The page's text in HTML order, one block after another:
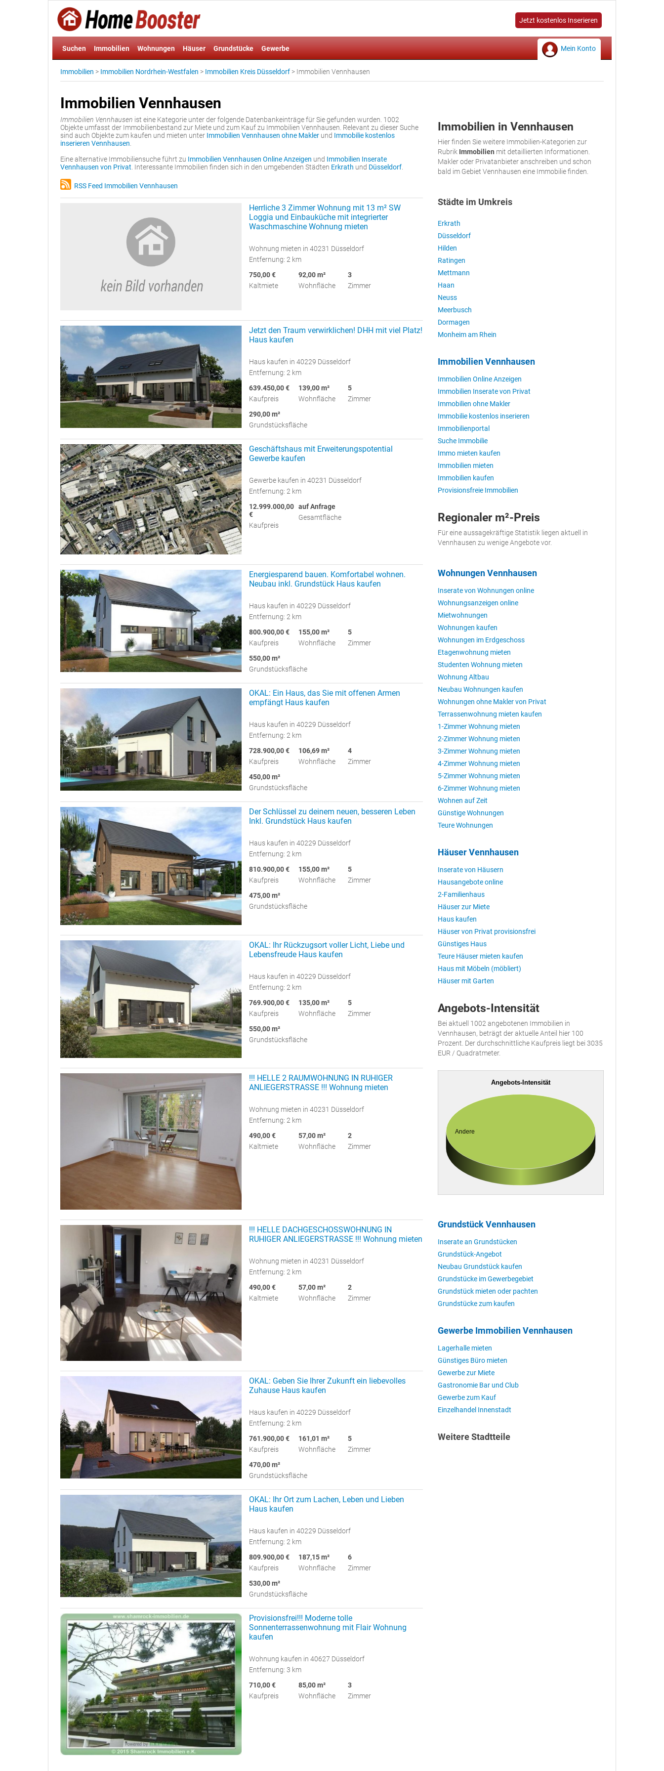
Jetzt kostenlos Inserieren
Suchen Immobilien Wohnungen Häuser Grundstücke Gewerbe Mein Konto
Immobilien > Immobilien Nordrhein-Westfalen > Immobilien Kreis Düsseldorf > Immobilien Vennhausen
Immobilien Vennhausen
Immobilien Vennhausen ist eine Kategorie unter der folgende Datenbankeinträge für Sie gefunden wurden. 1002
Objekte umfasst der Immobilienbestand zur Miete und zum Kauf zu Immobilien Vennhausen. Relevant zu dieser Suche
sind auch Objekte zum kaufen und mieten unter Immobilien Vennhausen ohne Makler und Immobilie kostenlos
inserieren Vennhausen
Eine alternative Immobiliensuche führt zu Immobilien Vennhausen Online Anzeigen und Immobilien Inserate
Vennhausen von Privat . Interessante Immobilien finden sich in den umgebenden Städten Erkrath und Düsseldorf
RSS Feed Immobilien Vennhausen
Herrliche 3 Zimmer Wohnung mit 13 m² SW
Loggia und Einbauküche mit integrierter
Waschmaschine Wohnung mieten
Wohnung mieten in 40231 Düsseldorf
Entfernung: 2 km
750,00 €
Kaltmiete
92,00 m²
Wohnfläche
3
Zimmer
Jetzt den Traum verwirklichen! DHH mit viel Platz!
Haus kaufen
Haus kaufen in 40229 Düsseldorf
Entfernung: 2 km
639.450,00 €
Kaufpreis
139,00 m²
Wohnfläche
5
Zimmer
290,00 m²
Grundstücksfläche
Geschäftshaus mit Erweiterungspotential
Gewerbe kaufen
Gewerbe kaufen in 40231 Düsseldorf
Entfernung: 2 km
12.999.000,00
€
Kaufpreis
auf Anfrage
Gesamtfläche
Energiesparend bauen. Komfortabel wohnen.
Neubau inkl. Grundstück Haus kaufen
Haus kaufen in 40229 Düsseldorf
Entfernung: 2 km
800.900,00 €
Kaufpreis
155,00 m²
Wohnfläche
5
Zimmer
550,00 m²
Grundstücksfläche
OKAL: Ein Haus, das Sie mit offenen Armen
empfängt Haus kaufen
Haus kaufen in 40229 Düsseldorf
Entfernung: 2 km
728.900,00 €
Kaufpreis
106,69 m²
Wohnfläche
4
Zimmer
450,00 m²
Grundstücksfläche
Der Schlüssel zu deinem neuen, besseren Leben
Inkl. Grundstück Haus kaufen
Haus kaufen in 40229 Düsseldorf
Entfernung: 2 km
810.900,00 €
Kaufpreis
155,00 m²
Wohnfläche
5
Zimmer
475,00 m²
Grundstücksfläche
OKAL: Ihr Rückzugsort voller Licht, Liebe und
Lebensfreude Haus kaufen
Haus kaufen in 40229 Düsseldorf
Entfernung: 2 km
769.900,00 €
Kaufpreis
135,00 m²
Wohnfläche
5
Zimmer
550,00 m²
Grundstücksfläche
!!! HELLE 2 RAUMWOHNUNG IN RUHIGER
ANLIEGERSTRASSE !!! Wohnung mieten
Wohnung mieten in 40231 Düsseldorf
Entfernung: 2 km
490,00 €
Kaltmiete
57,00 m²
Wohnfläche
2
Zimmer
!!! HELLE DACHGESCHOSSWOHNUNG IN
RUHIGER ANLIEGERSTRASSE !!! Wohnung mieten
Wohnung mieten in 40231 Düsseldorf
Entfernung: 2 km
490,00 €
Kaltmiete
57,00 m²
Wohnfläche
2
Zimmer
OKAL: Geben Sie Ihrer Zukunft ein liebevolles
Zuhause Haus kaufen
Haus kaufen in 40229 Düsseldorf
Entfernung: 2 km
761.900,00 €
Kaufpreis
161,01 m²
Wohnfläche
5
Zimmer
470,00 m²
Grundstücksfläche
OKAL: Ihr Ort zum Lachen, Leben und Lieben
Haus kaufen
Haus kaufen in 40229 Düsseldorf
Entfernung: 2 km
809.900,00 €
Kaufpreis
187,15 m²
Wohnfläche
6
Zimmer
530,00 m²
Grundstücksfläche
Provisionsfrei!!! Moderne tolle
Sonnenterrassenwohnung mit Flair Wohnung
kaufen
Wohnung kaufen in 40627 Düsseldorf
Entfernung: 3 km
710,00 €
Kaufpreis
85,00 m²
Wohnfläche
3
Zimmer
Immobilien in Vennhausen
Hier finden Sie weitere Immobilien-Kategorien zur
Rubrik Immobilien mit detaillierten Informationen.
Makler oder Privatanbieter anschreiben und schon
bald im Gebiet Vennhausen eine Immobilie finden.
Städte im Umkreis
Erkrath
Düsseldorf
Hilden
Ratingen
Mettmann
Haan
Neuss
Meerbusch
Dormagen
Monheim am Rhein
Immobilien Vennhausen
Immobilien Online Anzeigen
Immobilien Inserate von Privat
Immobilien ohne Makler
Immobilie kostenlos inserieren
Immobilienportal
Suche Immobilie
Immo mieten kaufen
Immobilien mieten
Immobilien kaufen
Provisionsfreie Immobilien
Regionaler m²-Preis
Für eine aussagekräftige Statistik liegen aktuell in
Vennhausen zu wenige Angebote vor.
Wohnungen Vennhausen
Inserate von Wohnungen online
Wohnungsanzeigen online
Mietwohnungen
Wohnungen kaufen
Wohnungen im Erdgeschoss
Etagenwohnung mieten
Studenten Wohnung mieten
Wohnung Altbau
Neubau Wohnungen kaufen
Wohnungen ohne Makler von Privat
Terrassenwohnung mieten kaufen
1-Zimmer Wohnung mieten
2-Zimmer Wohnung mieten
3-Zimmer Wohnung mieten
4-Zimmer Wohnung mieten
5-Zimmer Wohnung mieten
6-Zimmer Wohnung mieten
Wohnen auf Zeit
Günstige Wohnungen
Teure Wohnungen
Häuser Vennhausen
Inserate von Häusern
Hausangebote online
2-Familienhaus
Häuser zur Miete
Haus kaufen
Häuser von Privat provisionsfrei
Günstiges Haus
Teure Häuser mieten kaufen
Haus mit Möbeln (möbliert)
Häuser mit Garten
Angebots-Intensität
Bei aktuell 1002 angebotenen Immobilien in
Vennhausen, beträgt der aktuelle Anteil hier 100
Prozent. Der durchschnittliche Kaufpreis liegt bei 3035
EUR / Quadratmeter.
Angebots-Intensität
Andere
Grundstück Vennhausen
Inserate an Grundstücken
Grundstück-Angebot
Neubau Grundstück kaufen
Grundstücke im Gewerbegebiet
Grundstück mieten oder pachten
Grundstücke zum kaufen
Gewerbe Immobilien Vennhausen
Lagerhalle mieten
Günstiges Büro mieten
Gewerbe zur Miete
Gastronomie Bar und Club
Gewerbe zum Kauf
Einzelhandel Innenstadt
Weitere Stadtteile